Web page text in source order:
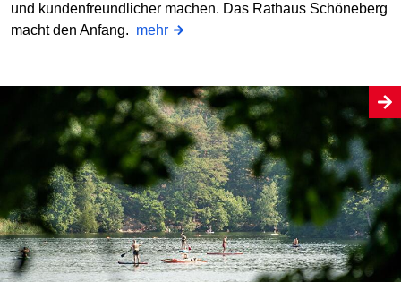
und kundenfreundlicher machen. Das Rathaus Schöneberg
macht den Anfang. mehr